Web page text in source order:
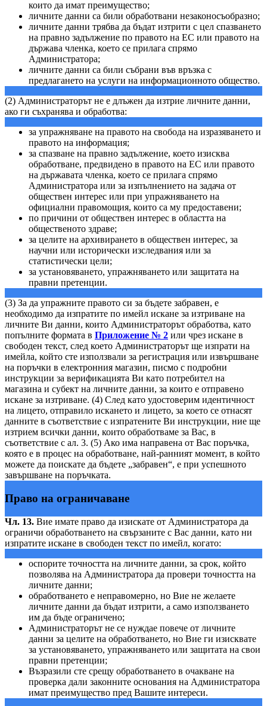
които да имат преимущество;
личните данни са били обработвани незаконосъобразно;
личните данни трябва да бъдат изтрити с цел спазването
на правно задължение по правото на ЕС или правото на
държава членка, което се прилага спрямо
Администратора;
личните данни са били събрани във връзка с
предлагането на услуги на информационното общество.
(2) Администраторът не е длъжен да изтрие личните данни,
ако ги съхранява и обработва:
за упражняване на правото на свобода на изразяването и
правото на информация;
за спазване на правно задължение, което изисква
обработване, предвидено в правото на ЕС или правото
на държавата членка, което се прилага спрямо
Администратора или за изпълнението на задача от
обществен интерес или при упражняването на
официални правомощия, които са му предоставени;
по причини от обществен интерес в областта на
общественото здраве;
за целите на архивирането в обществен интерес, за
научни или исторически изследвания или за
статистически цели;
за установяването, упражняването или защитата на
правни претенции.
(3) За да упражните правото си за бъдете забравен, е
необходимо да изпратите по имейл искане за изтриване на
личните Ви данни, които Администраторът обработва, като
попълните формата в Приложение № 2 или чрез искане в
свободен текст, след което Администраторът ще изпрати на
имейла, който сте използвали за регистрация или извършване
на поръчки в електронния магазин, писмо с подробни
инструкции за верификацията Ви като потребител на
магазина и субект на личните данни, за които е отправено
искане за изтриване. (4) След като удостоверим идентичност
на лицето, отправило искането и лицето, за което се отнасят
данните в съответствие с изпратените Ви инструкции, ние ще
изтрием всички данни, които обработваме за Вас, в
съответствие с ал. 3. (5) Ако има направена от Вас поръчка,
която е в процес на обработване, най-ранният момент, в който
можете да поискате да бъдете „забравен“, е при успешното
завършване на поръчката.
Право на ограничаване
Чл. 13. Вие имате право да изискате от Администратора да
ограничи обработването на свързаните с Вас данни, като ни
изпратите искане в свободен текст по имейл, когато:
оспорите точността на личните данни, за срок, който
позволява на Администратора да провери точността на
личните данни;
обработването е неправомерно, но Вие не желаете
личните данни да бъдат изтрити, а само използването
им да бъде ограничено;
Администраторът не се нуждае повече от личните
данни за целите на обработването, но Вие ги изисквате
за установяването, упражняването или защитата на свои
правни претенции;
Възразили сте срещу обработването в очакване на
проверка дали законните основания на Администратора
имат преимущество пред Вашите интереси.